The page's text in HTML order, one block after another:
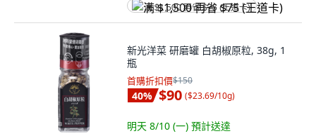
满 $1,500 再省 $75 (王道卡)
新光洋菜 研磨罐 白胡椒原粒, 38g, 1
瓶
首購折扣價$150
40% $90 ($23.69/10g)
明天 8/10 (一) 預計送達